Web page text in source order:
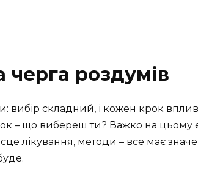
черга роздумів
вибір складний, і кожен крок
– що вибереш ти? Важко на цьому
лікування, методи – все має